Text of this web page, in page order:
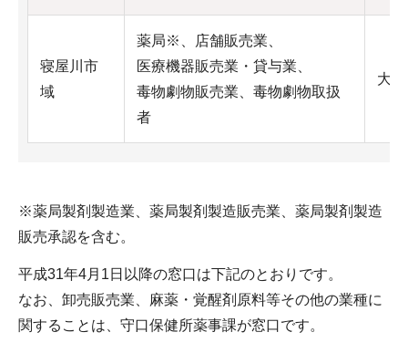
寝屋川市
域
薬局※、店舗販売業、
医療機器販売業・貸与業、
毒物劇物販売業、毒物劇物取扱
者
大
※薬局製剤製造業、薬局製剤製造販売業、薬局製剤製造
販売承認を含む。
平成31年4月1日以降の窓口は下記のとおりです。
なお、卸売販売業、麻薬・覚醒剤原料等その他の業種に
関することは、守口保健所薬事課が窓口です。